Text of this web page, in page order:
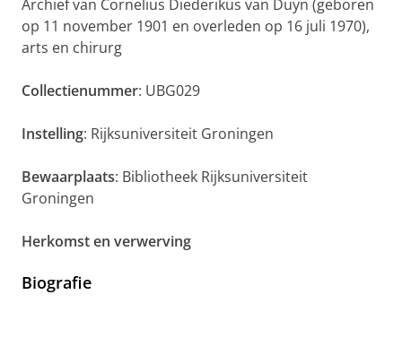
Archief van Cornelius Diederikus van Duyn (geboren
op 11 november 1901 en overleden op 16 juli 1970),
arts en chirurg
Collectienummer: UBG029
Instelling: Rijksuniversiteit Groningen
Bewaarplaats: Bibliotheek Rijksuniversiteit
Groningen
Herkomst en verwerving
Biografie